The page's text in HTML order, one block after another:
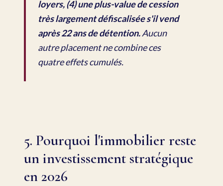
loyers, (4) une plus-value de cession
très largement défiscalisée s'il vend
après 22 ans de détention.Aucun
autre placement ne combine ces
quatre effets cumulés.
5. Pourquoi l'immobilier reste
un investissement stratégique
en 2026